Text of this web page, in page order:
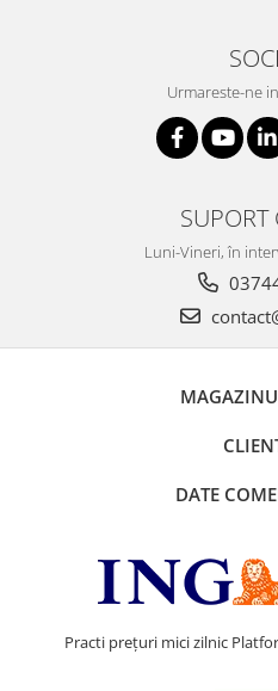
Urmareste-ne
SUPORT
Luni-Vineri, în
DATE
Practi prețuri mici zilnic